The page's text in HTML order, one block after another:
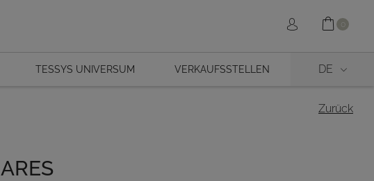
Sign in 0
TESSYS UNIVERSUM VERKAUFSSTELLEN DE
Zurück
ARES